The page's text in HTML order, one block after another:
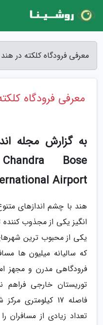
معرفی فرودگاه کلکته در
معرفی فرودگاه
به گزارش مجله
Bose
Airport
هند با چشم اندازهای
انگیز یکی از مجذوب
یکی از محبوب ترین
که سالیانه میلیون ها
فرودگاهی مدرن و مجهز
توریستان خارجی فراهم
فاصله 17
تعداد زیادی از مسافران